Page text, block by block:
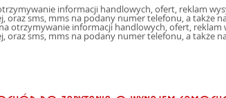
informacji handlowych, ofert, reklam
otrzymywanie informacji handlowych, ofert,
oraz sms, mms na podany numer telefonu, a także